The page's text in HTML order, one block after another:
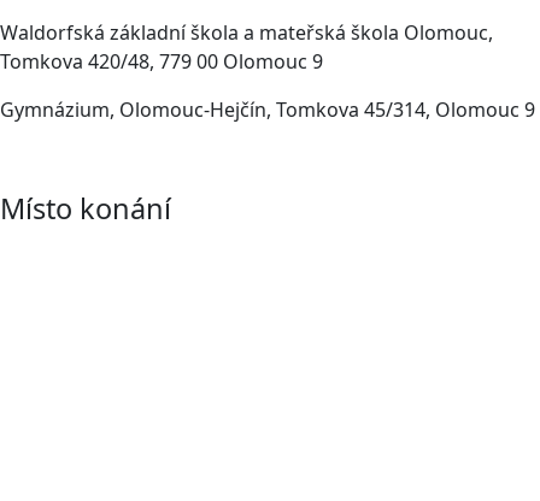
Waldorfská základní škola a mateřská škola Olomouc,
Tomkova 420/48, 779 00 Olomouc 9
Gymnázium, Olomouc-Hejčín, Tomkova 45/314, Olomouc 9
Místo konání